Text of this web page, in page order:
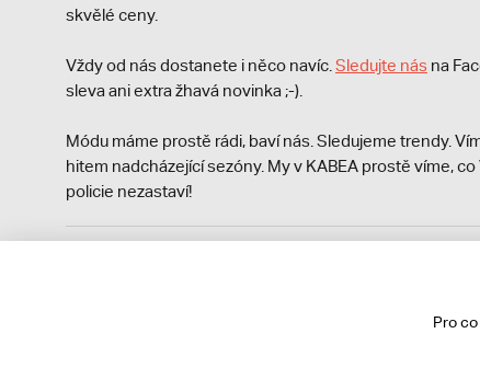
skvělé ceny.
Vždy od nás dostanete i něco navíc. Sledujte nás na
sleva ani extra žhavá novinka ;-).
Módu máme prostě rádi, baví nás. Sledujeme trendy.
hitem nadcházející sezóny. My v KABEA prostě víme, co
policie nezastaví!
Zároveň je povinen zaevidovat přijatou tržbu u správce
Pro